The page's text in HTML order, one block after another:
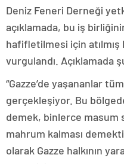
Deniz Feneri Derneği
açıklamada, bu iş
hafifletilmesi için atılmış
vurgulandı. Açıklamada
“Gazze’de yaşananlar
gerçekleşiyor. Bu
demek, binlerce masum
mahrum kalması
olarak Gazze halkının